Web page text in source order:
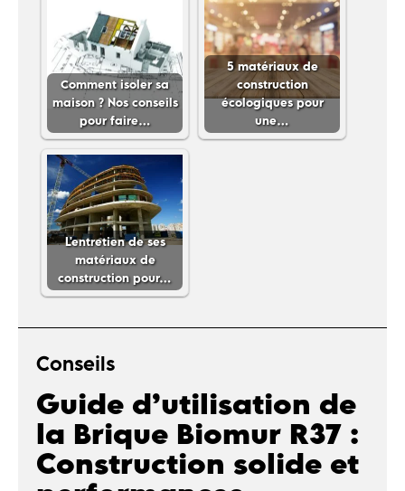
Comment isoler sa
maison ? Nos conseils
pour faire…
5 matériaux de
construction
écologiques pour
une…
L'entretien de ses
matériaux de
construction pour…
Conseils
Guide d’utilisation de
la Brique Biomur R37 :
Construction solide et